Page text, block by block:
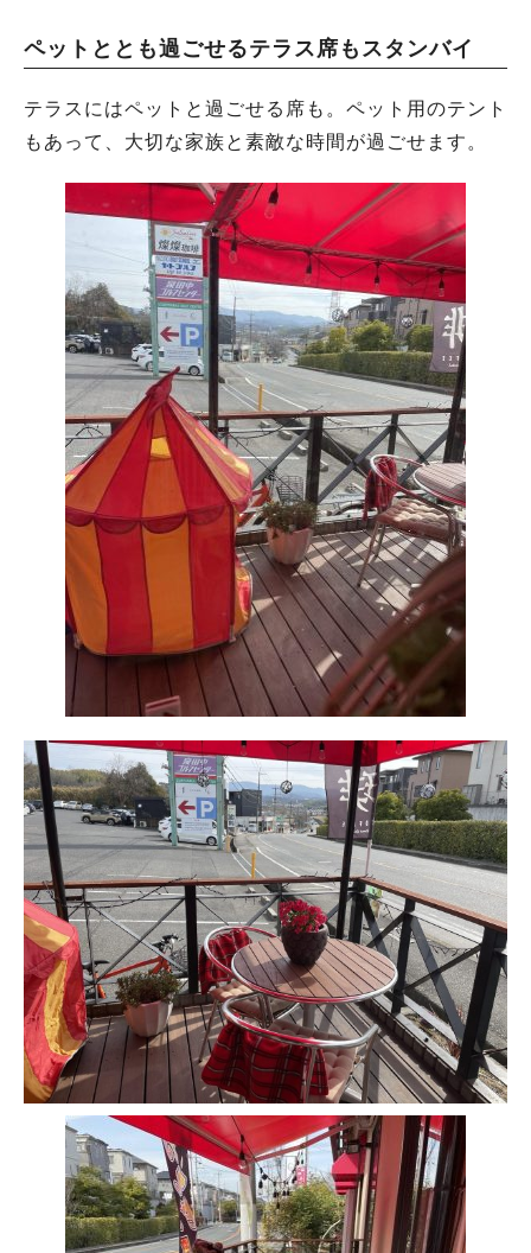
ペットととも過ごせるテラス席もスタンバイ
テラスにはペットと過ごせる席も。ペット用のテント
もあって、大切な家族と素敵な時間が過ごせます。